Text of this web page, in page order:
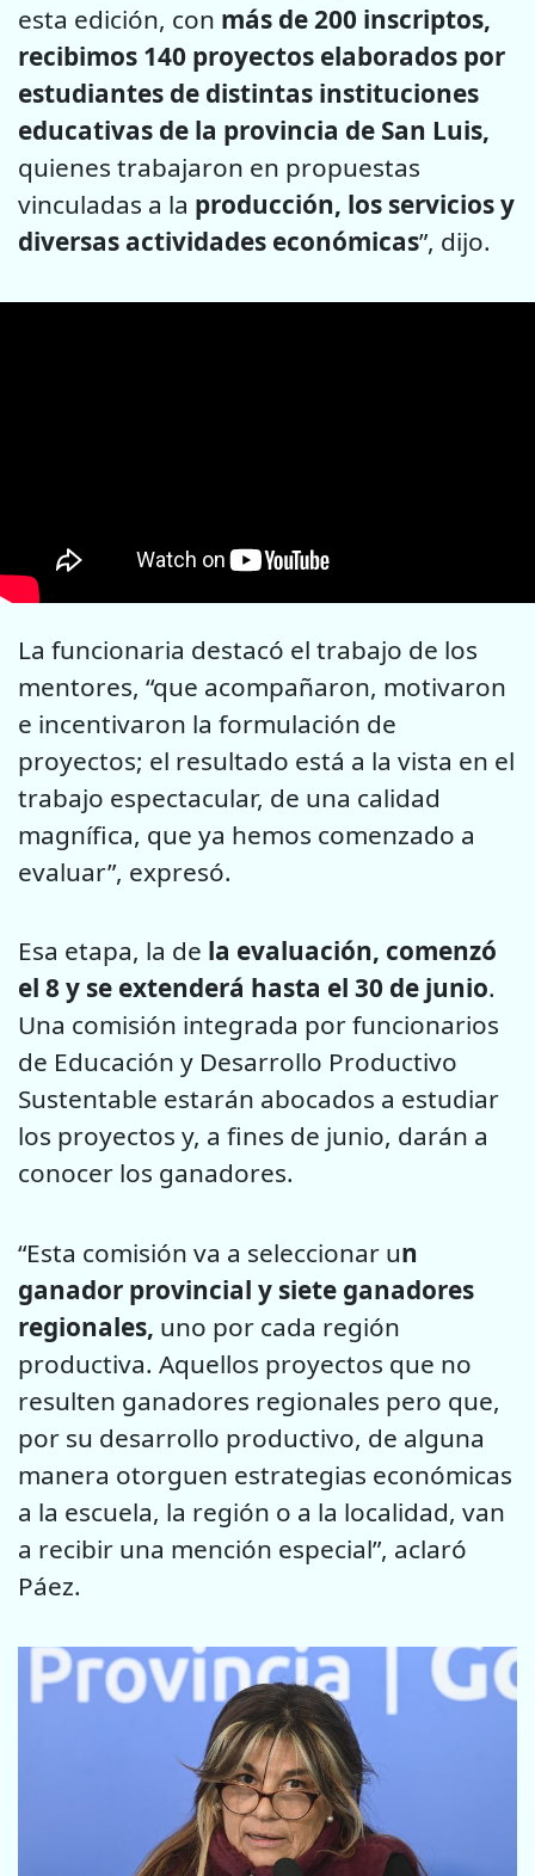
esta edición, con más de 200 inscriptos,
recibimos 140 proyectos elaborados por
estudiantes de distintas instituciones
educativas de la provincia de San Luis,
quienes trabajaron en propuestas
vinculadas a la producción, los servicios y
diversas actividades económicas”, dijo.
La funcionaria destacó el trabajo de los
mentores, “que acompañaron, motivaron
e incentivaron la formulación de
proyectos; el resultado está a la vista en el
trabajo espectacular, de una calidad
magnífica, que ya hemos comenzado a
evaluar”, expresó.
Esa etapa, la de la evaluación, comenzó
el 8 y se extenderá hasta el 30 de junio.
Una comisión integrada por funcionarios
de Educación y Desarrollo Productivo
Sustentable estarán abocados a estudiar
los proyectos y, a fines de junio, darán a
conocer los ganadores.
“Esta comisión va a seleccionar un
ganador provincial y siete ganadores
regionales, uno por cada región
productiva. Aquellos proyectos que no
resulten ganadores regionales pero que,
por su desarrollo productivo, de alguna
manera otorguen estrategias económicas
a la escuela, la región o a la localidad, van
a recibir una mención especial”, aclaró
Páez.